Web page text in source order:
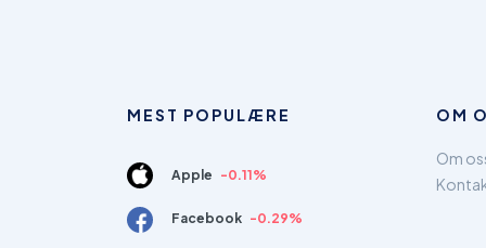
MEST POPULÆRE
Apple -0.11%
Facebook -0.29%
OM
Om